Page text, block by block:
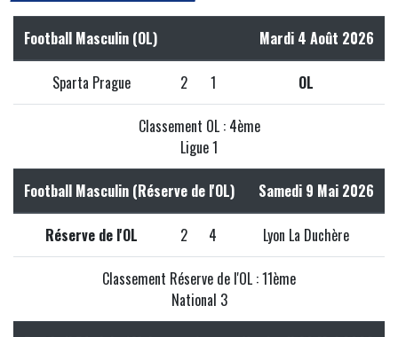
Football Masculin (OL) Mardi 4 Août 2026
Sparta Prague 2 1 OL
Classement OL : 4ème
Ligue 1
Football Masculin (Réserve de l'OL) Samedi 9 Mai 2026
Réserve de l'OL 2 4 Lyon La Duchère
Classement Réserve de l'OL : 11ème
National 3